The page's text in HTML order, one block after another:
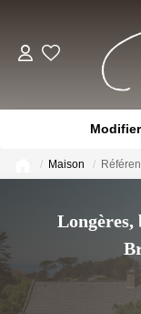
Plus de
Maison
Longères,